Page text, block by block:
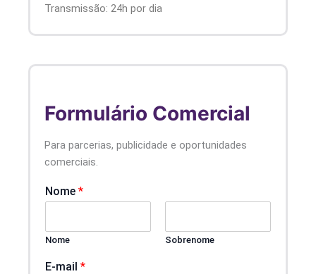
Transmissão: 24h por dia
Formulário Comercial
Para parcerias, publicidade e oportunidades
comerciais.
Nome *
Nome Sobrenome
E-mail *